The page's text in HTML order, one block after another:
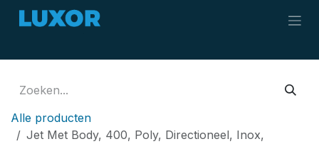
Overslaan naar inhoud
Alle producten
Jet Met Body, 400, Poly, Directioneel, Inox,